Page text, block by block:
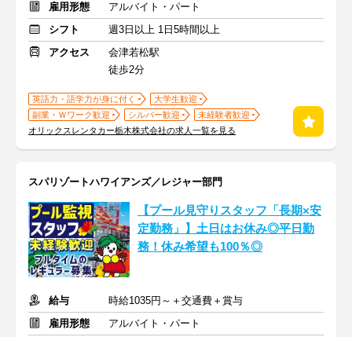
雇用形態
アルバイト・パート
シフト
週3日以上 1日5時間以上
アクセス
会津若松駅
徒歩2分
英語力・語学力が身に付く
大学生歓迎
副業・Ｗワーク歓迎
シルバー歓迎
未経験者歓迎
オリックスレンタカー栃木株式会社の求人一覧を見る
スパリゾートハワイアンズ／レジャー部門
【プール見守りスタッフ「長期×安
定勤務」】土日はお休み◎平日勤
務！休み希望も100％◎
給与
時給1035円～＋交通費＋賞与
雇用形態
アルバイト・パート